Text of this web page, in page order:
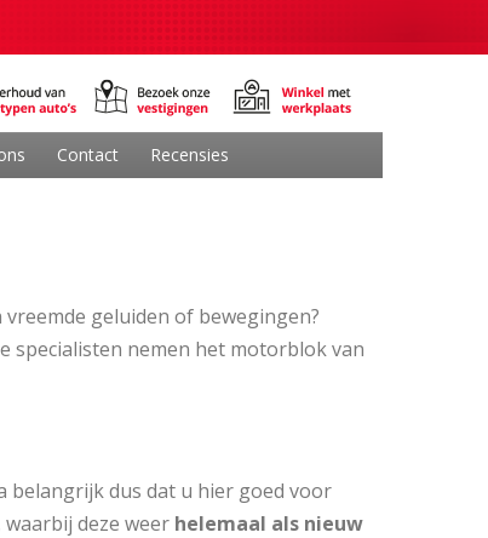
Contact Recensies
geluiden of bewegingen?
specialisten nemen het motorblok van
belangrijk dus dat u hier goed voor
deze weer helemaal als nieuw